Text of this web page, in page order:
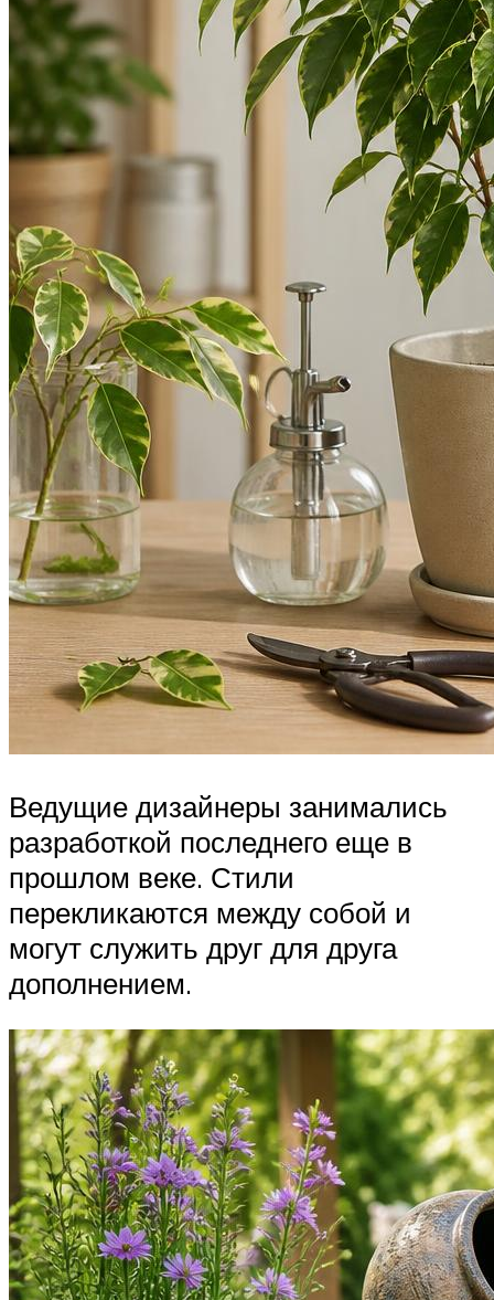
Ведущие дизайнеры занимались
разработкой последнего еще в
прошлом веке. Стили
перекликаются между собой и
могут служить друг для друга
дополнением.